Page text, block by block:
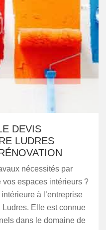
DEVIS
LUDRES
nécessités par
espaces intérieurs ?
à l’entreprise
Elle est connue
dans le domaine de